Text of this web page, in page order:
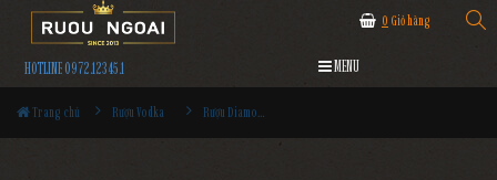
0 Giỏ hàng
HOTLINE 0972.12345.1 MENU
Trang chủ Rượu Vodka Rượu Diamond Doll Vodka Silver